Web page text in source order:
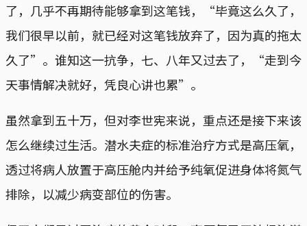
了，几乎不再期待能够拿到这笔钱，“毕竟这么久了，
我们很早以前，就已经对这笔钱放弃了，因为真的拖太
久了”。谁知这一抗争，七、八年又过去了，“走到今
天事情解决就好，凭良心讲也累”。
虽然拿到五十万，但对李世宪来说，重点还是接下来该
怎么继续过生活。潜水夫症的标准治疗方式是高压氧，
透过将病人放置于高压舱内并给予纯氧促进身体将氮气
排除，以减少病变部位的伤害。